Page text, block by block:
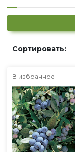
Сортировать:
В избранное